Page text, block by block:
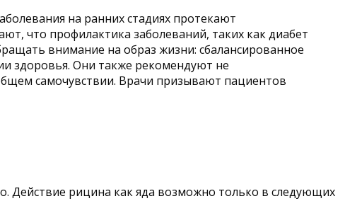
на ранних стадиях протекают
что профилактика заболеваний, таких как диабет
внимание на образ жизни: сбалансированное
здоровья. Они также рекомендуют не
общем самочувствии. Врачи призывают пациентов
Действие рицина как яда возможно только в следующих